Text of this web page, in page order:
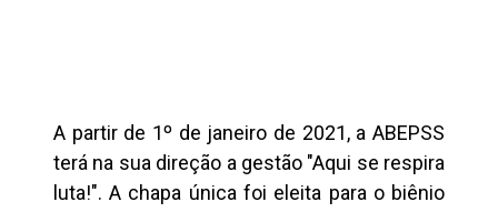
A partir de 1º de janeiro de 2021, a ABEPSS
terá na sua direção a gestão "Aqui se respira
luta!". A chapa única foi eleita para o biênio